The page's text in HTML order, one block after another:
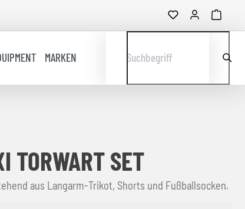
MARKEN Suchbegriff
TORWART SET
aus Langarm-Trikot, Shorts und Fußballsocken.